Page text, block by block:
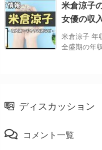
米倉涼子
女優の収
米倉涼子 年
全盛期の年
ディスカッション
コメント一覧